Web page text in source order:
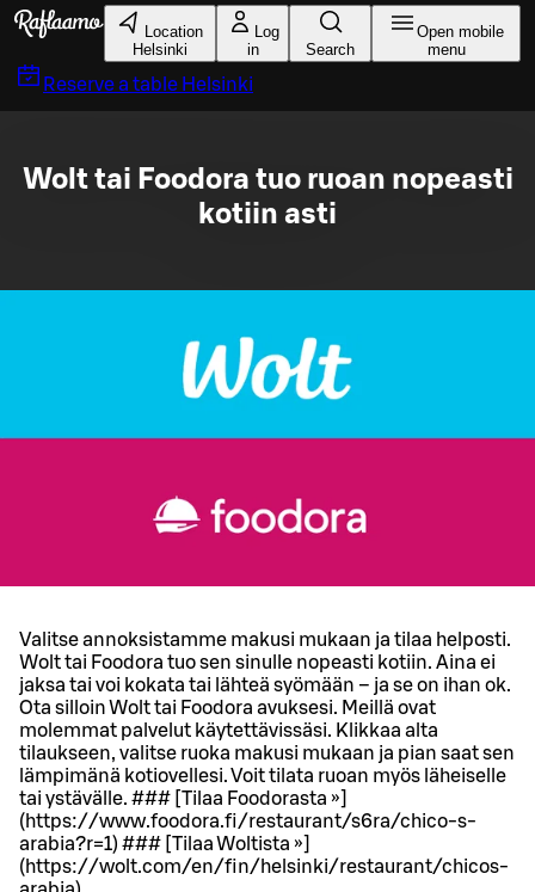
Skip to main content
Location
Helsinki
Log
in
Search
Open mobile
menu
Reserve a table Helsinki
Wolt tai Foodora tuo ruoan nopeasti
kotiin asti
Valitse annoksistamme makusi mukaan ja tilaa helposti.
Wolt tai Foodora tuo sen sinulle nopeasti kotiin. Aina ei
jaksa tai voi kokata tai lähteä syömään – ja se on ihan ok.
Ota silloin Wolt tai Foodora avuksesi. Meillä ovat
molemmat palvelut käytettävissäsi. Klikkaa alta
tilaukseen, valitse ruoka makusi mukaan ja pian saat sen
lämpimänä kotiovellesi. Voit tilata ruoan myös läheiselle
tai ystävälle. ### [Tilaa Foodorasta »]
(https://www.foodora.fi/restaurant/s6ra/chico-s-
arabia?r=1) ### [Tilaa Woltista »]
(https://wolt.com/en/fin/helsinki/restaurant/chicos-